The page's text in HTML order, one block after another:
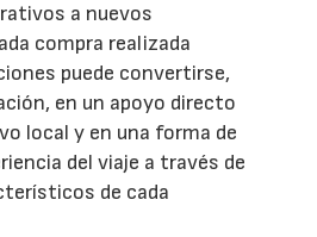
a nuevos
compra realizada
puede convertirse,
en un apoyo directo
local y en una forma de
del viaje a través de
de cada